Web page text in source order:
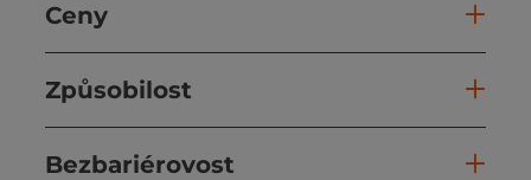
Ceny
Způsobilost
Bezbariérovost